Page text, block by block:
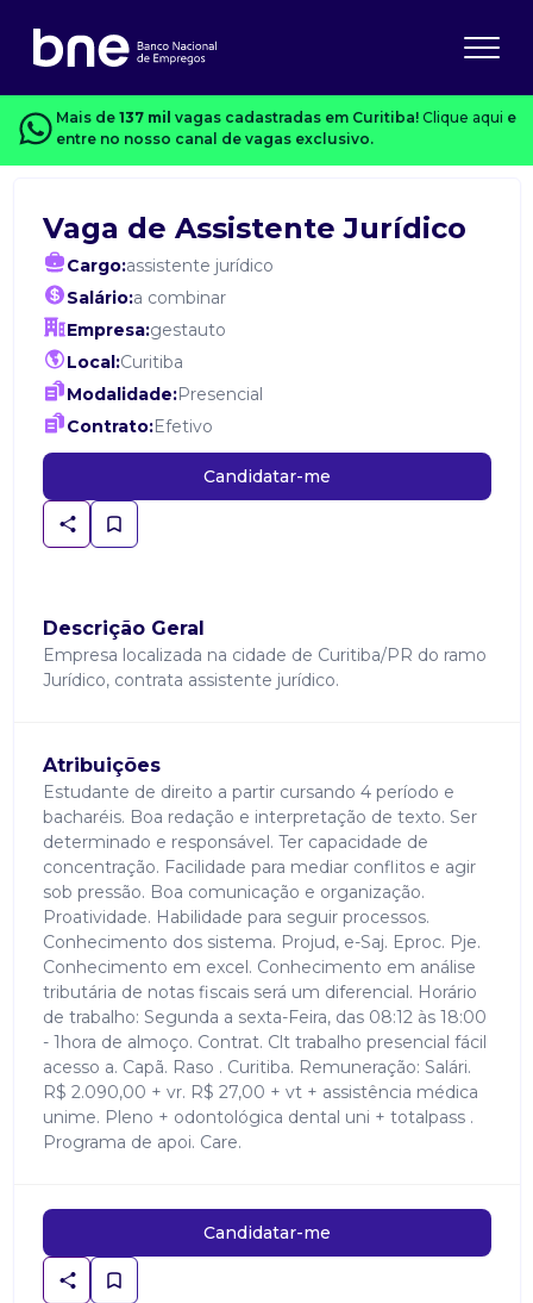
Mais de 137 mil vagas cadastradas em Curitiba! Clique aqui e
entre no nosso canal de vagas exclusivo.
Vaga de Assistente Jurídico
Cargo:assistente jurídico
Salário:a combinar
Empresa:gestauto
Local:Curitiba
Modalidade:Presencial
Contrato:Efetivo
Candidatar-me
Descrição Geral
Empresa localizada na cidade de Curitiba/PR do ramo
Jurídico, contrata assistente jurídico.
Atribuições
Estudante de direito a partir cursando 4 período e
bacharéis. Boa redação e interpretação de texto. Ser
determinado e responsável. Ter capacidade de
concentração. Facilidade para mediar conflitos e agir
sob pressão. Boa comunicação e organização.
Proatividade. Habilidade para seguir processos.
Conhecimento dos sistema. Projud, e-Saj. Eproc. Pje.
Conhecimento em excel. Conhecimento em análise
tributária de notas fiscais será um diferencial. Horário
de trabalho: Segunda a sexta-Feira, das 08:12 às 18:00
- 1hora de almoço. Contrat. Clt trabalho presencial fácil
acesso a. Capã. Raso . Curitiba. Remuneração: Salári.
R$ 2.090,00 + vr. R$ 27,00 + vt + assistência médica
unime. Pleno + odontológica dental uni + totalpass .
Programa de apoi. Care.
Candidatar-me